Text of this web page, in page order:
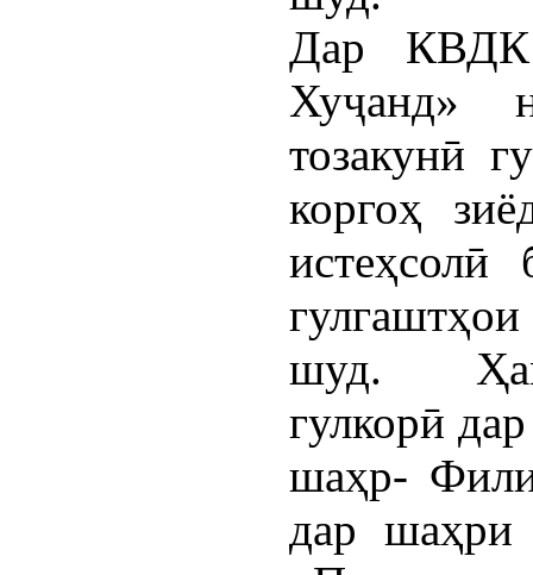
Дар КВДК
Хуҷанд»
тозакунӣ
коргоҳ
истеҳсолӣ
шуд.
гулкорӣ
шаҳр-
дар шаҳри